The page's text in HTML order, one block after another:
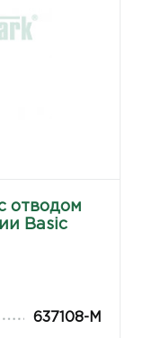
отводом
Basic
637108-М